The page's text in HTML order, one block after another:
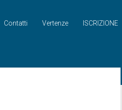
Contatti Vertenze ISCRIZIONE